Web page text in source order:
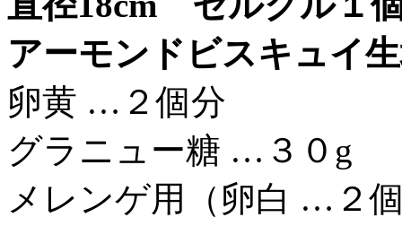
アーモンドビスキュイ
卵黄 …２個分
グラニュー糖 …３０g
メレンゲ用（卵白 …２